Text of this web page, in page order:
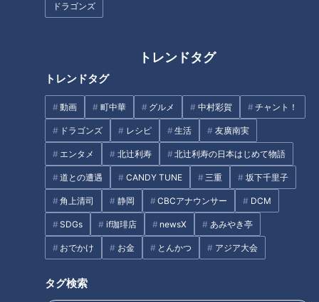
ドラゴンズ
トレンドタグ
トレンドタグ
動画 町中華 グルメ 中村彩賀 チャント！
ドラゴンズ レシピ 生活 友廣南実
エンタメ 北辻利寿 北辻利寿の日本はじめて物語
道との遭遇 CANDY TUNE 三重 坂下千里子
角上清司 静岡 CBCアナウンサー DCM
SDGs if珈琲店 newsX あみやき亭
おでかけ お金 とんかつ アジア大会
タグ検索
ストアは食料品が安い！
ドライ餃子
新生活に使いたい！「電動アシ
スト自転車」の選び方！
ザクザク食感のクッキーシュー
クリーム！ホッケ界のステー
キ！？弥富市でなりゆきグルメ
旅
タグ
チャント！ レシピ 愛知 野菜
オススメ関連コンテンツ